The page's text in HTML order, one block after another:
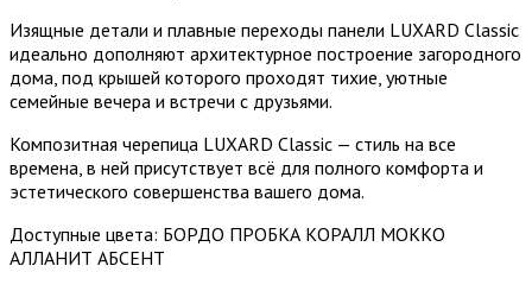
Изящные детали и плавные переходы панели LUXARD Classic
идеально дополняют архитектурное построение загородного
дома, под крышей которого проходят тихие, уютные
семейные вечера и встречи с друзьями.
Композитная черепица LUXARD Classic — стиль на все
времена, в ней присутствует всё для полного комфорта и
эстетического совершенства вашего дома.
Доступные цвета: БОРДО ПРОБКА КОРАЛЛ МОККО
АЛЛАНИТ АБСЕНТ